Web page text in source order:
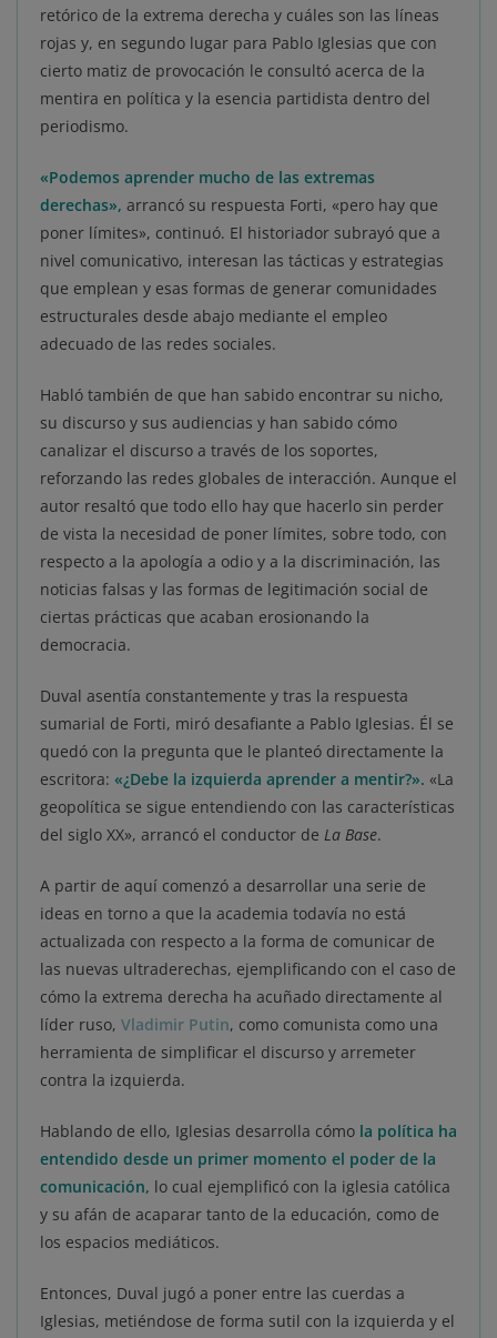
retórico de la extrema derecha y cuáles son las líneas
rojas y, en segundo lugar para Pablo Iglesias que con
cierto matiz de provocación le consultó acerca de la
mentira en política y la esencia partidista dentro del
periodismo.
«Podemos aprender mucho de las extremas
derechas», arrancó su respuesta Forti, «pero hay que
poner límites», continuó. El historiador subrayó que a
nivel comunicativo, interesan las tácticas y estrategias
que emplean y esas formas de generar comunidades
estructurales desde abajo mediante el empleo
adecuado de las redes sociales.
Habló también de que han sabido encontrar su nicho,
su discurso y sus audiencias y han sabido cómo
canalizar el discurso a través de los soportes,
reforzando las redes globales de interacción. Aunque el
autor resaltó que todo ello hay que hacerlo sin perder
de vista la necesidad de poner límites, sobre todo, con
respecto a la apología a odio y a la discriminación, las
noticias falsas y las formas de legitimación social de
ciertas prácticas que acaban erosionando la
democracia.
Duval asentía constantemente y tras la respuesta
sumarial de Forti, miró desafiante a Pablo Iglesias. Él se
quedó con la pregunta que le planteó directamente la
escritora: «¿Debe la izquierda aprender a mentir?». «La
geopolítica se sigue entendiendo con las características
del siglo XX», arrancó el conductor de La Base.
A partir de aquí comenzó a desarrollar una serie de
ideas en torno a que la academia todavía no está
actualizada con respecto a la forma de comunicar de
las nuevas ultraderechas, ejemplificando con el caso de
cómo la extrema derecha ha acuñado directamente al
líder ruso, Vladimir Putin, como comunista como una
herramienta de simplificar el discurso y arremeter
contra la izquierda.
Hablando de ello, Iglesias desarrolla cómo la política ha
entendido desde un primer momento el poder de la
comunicación, lo cual ejemplificó con la iglesia católica
y su afán de acaparar tanto de la educación, como de
los espacios mediáticos.
Entonces, Duval jugó a poner entre las cuerdas a
Iglesias, metiéndose de forma sutil con la izquierda y el